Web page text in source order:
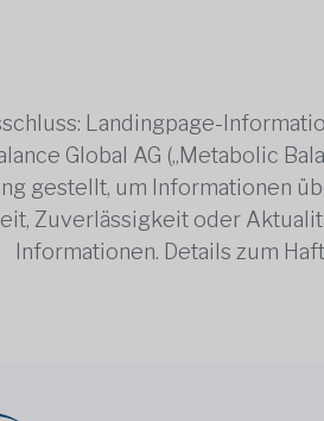
Landingpage-
Global AG („Metabolic
gestellt, um Informationen
Zuverlässigkeit oder
Informationen. Details zum